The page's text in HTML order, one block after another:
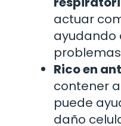
actuar
ayudando
Rico en
contener
puede
daño